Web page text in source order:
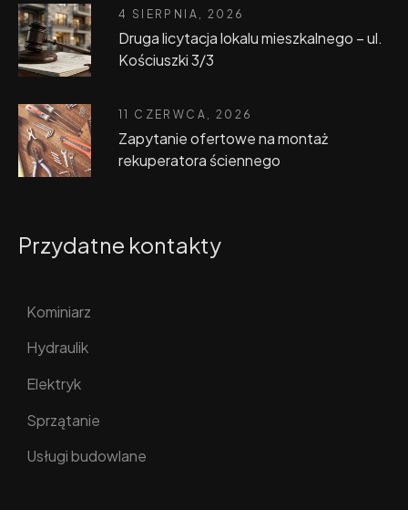
4 SIERPNIA, 2026
Druga licytacja lokalu mieszkalnego – ul.
Kościuszki 3/3
11 CZERWCA, 2026
Zapytanie ofertowe na montaż
rekuperatora ściennego
Przydatne kontakty
Kominiarz
Hydraulik
Elektryk
Sprzątanie
Usługi budowlane